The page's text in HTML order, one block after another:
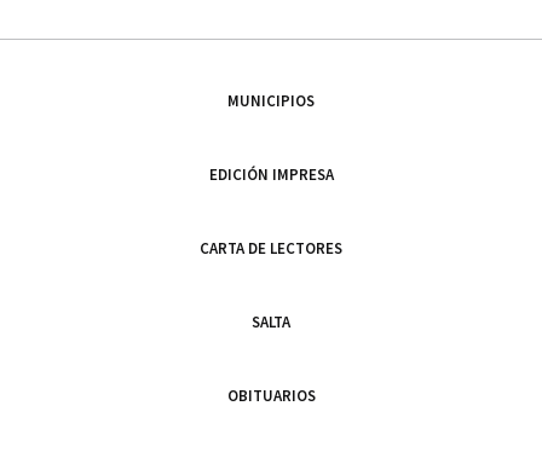
MUNICIPIOS
EDICIÓN IMPRESA
CARTA DE LECTORES
SALTA
OBITUARIOS